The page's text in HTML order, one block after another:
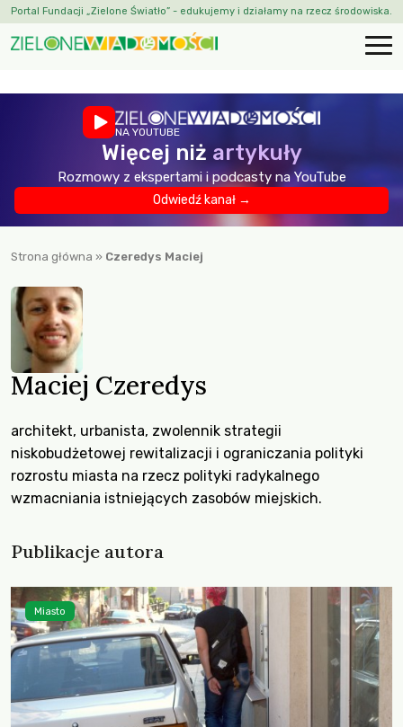
Portal Fundacji „Zielone Światło” - edukujemy i działamy na rzecz środowiska.
NA YOUTUBE
Więcej niż artykuły
Rozmowy z ekspertami i podcasty na YouTube
Odwiedź kanał →
Strona główna » Czeredys Maciej
Maciej Czeredys
architekt, urbanista, zwolennik strategii
niskobudżetowej rewitalizacji i ograniczania polityki
rozrostu miasta na rzecz polityki radykalnego
wzmacniania istniejących zasobów miejskich.
Publikacje autora
Miasto